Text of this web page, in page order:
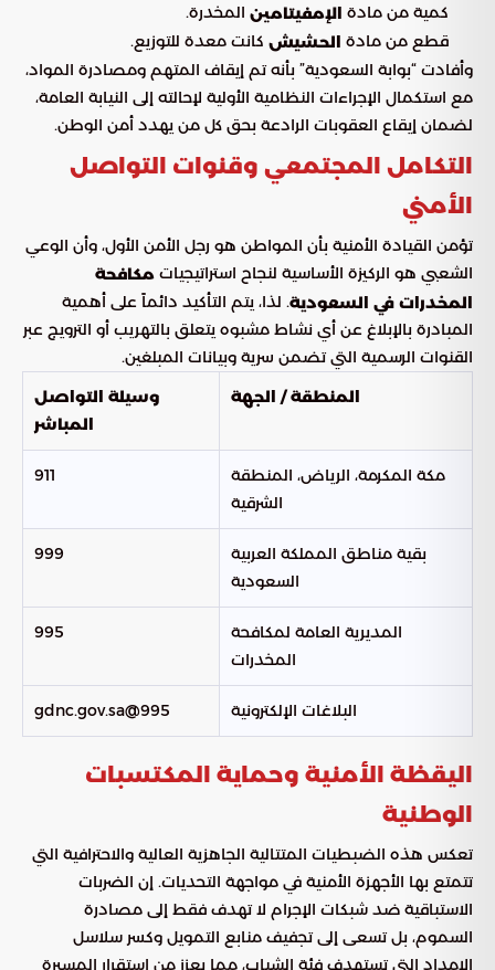
كمية من مادة الإمفيتامين المخدرة.
قطع من مادة الحشيش كانت معدة للتوزيع.
وأفادت “بوابة السعودية” بأنه تم إيقاف المتهم ومصادرة المواد،
مع استكمال الإجراءات النظامية الأولية لإحالته إلى النيابة العامة،
لضمان إيقاع العقوبات الرادعة بحق كل من يهدد أمن الوطن.
التكامل المجتمعي وقنوات التواصل
الأمني
تؤمن القيادة الأمنية بأن المواطن هو رجل الأمن الأول، وأن الوعي
الشعبي هو الركيزة الأساسية لنجاح استراتيجيات مكافحة
المخدرات في السعودية. لذا، يتم التأكيد دائماً على أهمية
المبادرة بالإبلاغ عن أي نشاط مشبوه يتعلق بالتهريب أو الترويج عبر
القنوات الرسمية التي تضمن سرية وبيانات المبلغين.
المنطقة / الجهة
وسيلة التواصل
المباشر
مكة المكرمة، الرياض، المنطقة
الشرقية
911
بقية مناطق المملكة العربية
السعودية
999
المديرية العامة لمكافحة
المخدرات
995
البلاغات الإلكترونية 995@gdnc.gov.sa
اليقظة الأمنية وحماية المكتسبات
الوطنية
تعكس هذه الضبطيات المتتالية الجاهزية العالية والاحترافية التي
تتمتع بها الأجهزة الأمنية في مواجهة التحديات. إن الضربات
الاستباقية ضد شبكات الإجرام لا تهدف فقط إلى مصادرة
السموم، بل تسعى إلى تجفيف منابع التمويل وكسر سلاسل
الإمداد التي تستهدف فئة الشباب، مما يعزز من استقرار المسيرة